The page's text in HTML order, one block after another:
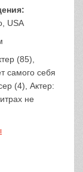
USA
(85),
самого себя
(4), Актер:
не